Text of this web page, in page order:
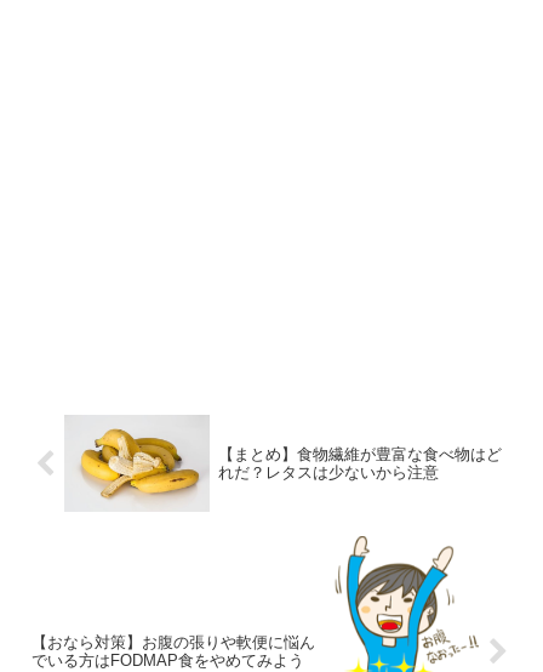
【まとめ】食物繊維が豊富な食べ物はど
れだ？レタスは少ないから注意
【おなら対策】お腹の張りや軟便に悩ん
でいる方はFODMAP食をやめてみよう